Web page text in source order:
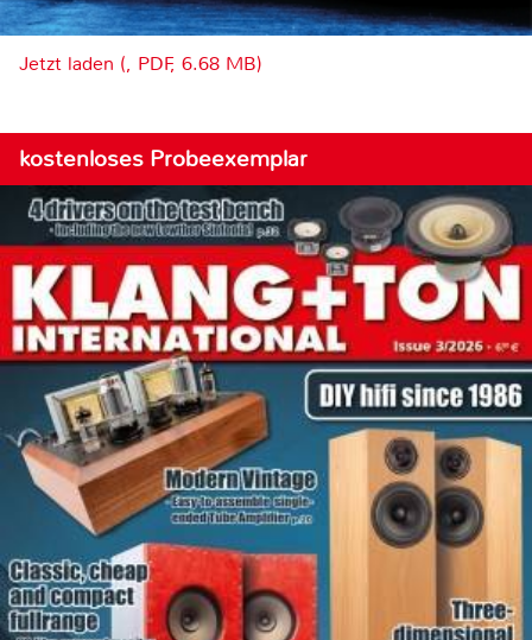
Jetzt laden (, PDF, 6.68 MB)
kostenloses Probeexemplar